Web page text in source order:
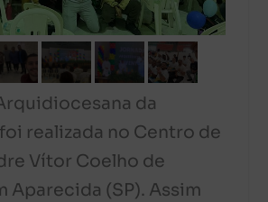
da
realizada no Centro de
Vítor Coelho de
Aparecida (SP). Assim